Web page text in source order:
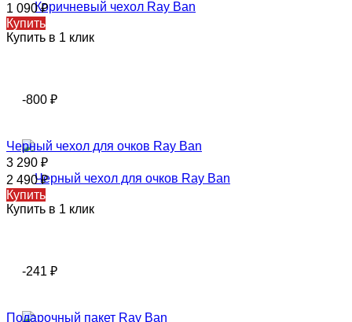
1 090₽
Купить
Купить в 1 клик
-800 ₽
Черный чехол для очков Ray Ban
3 290 ₽
2 490₽
Купить
Купить в 1 клик
-241 ₽
Подарочный пакет Ray Ban